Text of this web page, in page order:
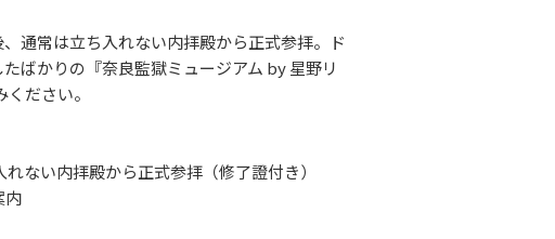
通常は立ち入れない内拝殿から正式参拝。ド
ばかりの『奈良監獄ミュージアム by 星野リ
ださい。
ない内拝殿から正式参拝（修了證付き）
内